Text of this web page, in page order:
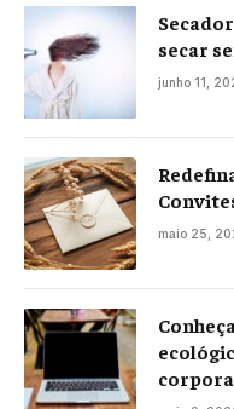
secar
junho 11,
maio 25,